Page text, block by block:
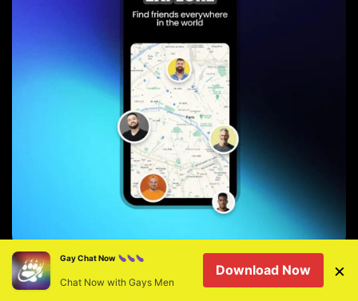
Consigli per avere
Gay Chat Now
Chat Now with Gays Men
Download Now ×